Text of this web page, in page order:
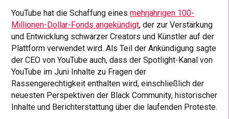
YouTube hat die Schaffung einesmehrjährigen 100-
Millionen-Dollar-Fonds angekündigt, der zur Verstärkung
und Entwicklung schwarzer Creators und Künstler auf der
Plattform verwendet wird. Als Teil der Ankündigung sagte
der CEO von YouTube auch, dass der Spotlight-Kanal von
YouTube im Juni Inhalte zu Fragen der
Rassengerechtigkeit enthalten wird, einschließlich der
neuesten Perspektiven der Black Community, historischer
Inhalte und Berichterstattung über die laufenden Proteste.